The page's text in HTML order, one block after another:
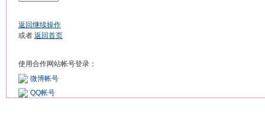
返回继续操作
或者 返回首页
使用合作网站帐号登录：
微博帐号
QQ帐号